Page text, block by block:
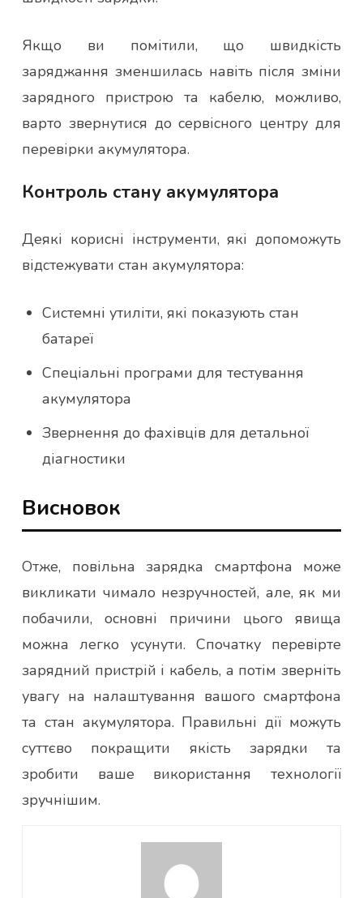
Якщо ви помітили, що швидкість
заряджання зменшилась навіть після зміни
зарядного пристрою та кабелю, можливо,
варто звернутися до сервісного центру для
перевірки акумулятора.
Контроль стану акумулятора
Деякі корисні інструменти, які допоможуть
відстежувати стан акумулятора:
Системні утиліти, які показують стан
батареї
Спеціальні програми для тестування
акумулятора
Звернення до фахівців для детальної
діагностики
Висновок
Отже, повільна зарядка смартфона може
викликати чимало незручностей, але, як ми
побачили, основні причини цього явища
можна легко усунути. Спочатку перевірте
зарядний пристрій і кабель, а потім зверніть
увагу на налаштування вашого смартфона
та стан акумулятора. Правильні дії можуть
суттєво покращити якість зарядки та
зробити ваше використання технології
зручнішим.